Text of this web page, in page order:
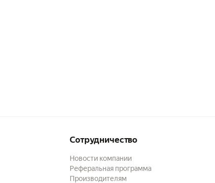
Сотрудничество
Новости компании
Реферальная программа
Производителям